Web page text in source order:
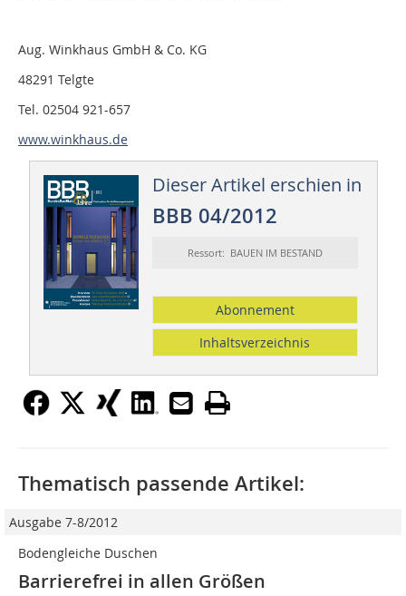
Aug. Winkhaus GmbH & Co. KG
48291 Telgte
Tel. 02504 921-657
www.winkhaus.de
Dieser Artikel erschien in
BBB 04/2012
Ressort: BAUEN IM BESTAND
Abonnement
Inhaltsverzeichnis
Thematisch passende Artikel:
Ausgabe 7-8/2012
Bodengleiche Duschen
Barrierefrei in allen Größen